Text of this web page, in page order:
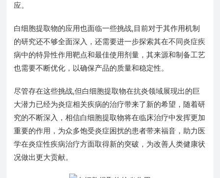
应。
白细胞提取物的应用也面临一些挑战,目前对于其作用机制
的研究还不够全面深入，还需要进一步探索其在不同炎症疾
病中的特异性作用靶点和最佳使用剂量，其来源和制备工艺
也需要不断优化，以确保产品的质量和稳定性。
尽管存在这些挑战,但白细胞提取物在抗炎领域展现出的巨
大潜力已经为炎症相关疾病的治疗带来了新的希望，随着研
究的不断深入，相信白细胞提取物将在临床治疗中发挥更加
重要的作用，为众多饱受炎症困扰的患者带来福音，助力医
学在炎症性疾病治疗方面取得新的突破，为改善人类健康状
况做出更大贡献。